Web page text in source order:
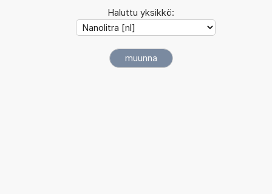
Haluttu yksikkö: